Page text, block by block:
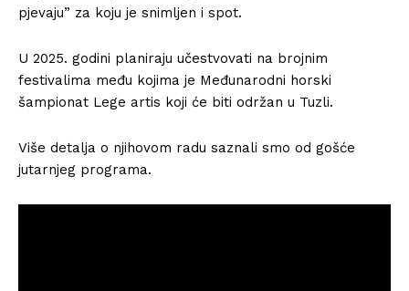
pjevaju” za koju je snimljen i spot.
U 2025. godini planiraju učestvovati na brojnim
festivalima među kojima je Međunarodni horski
šampionat Lege artis koji će biti održan u Tuzli.
Više detalja o njihovom radu saznali smo od gošće
jutarnjeg programa.